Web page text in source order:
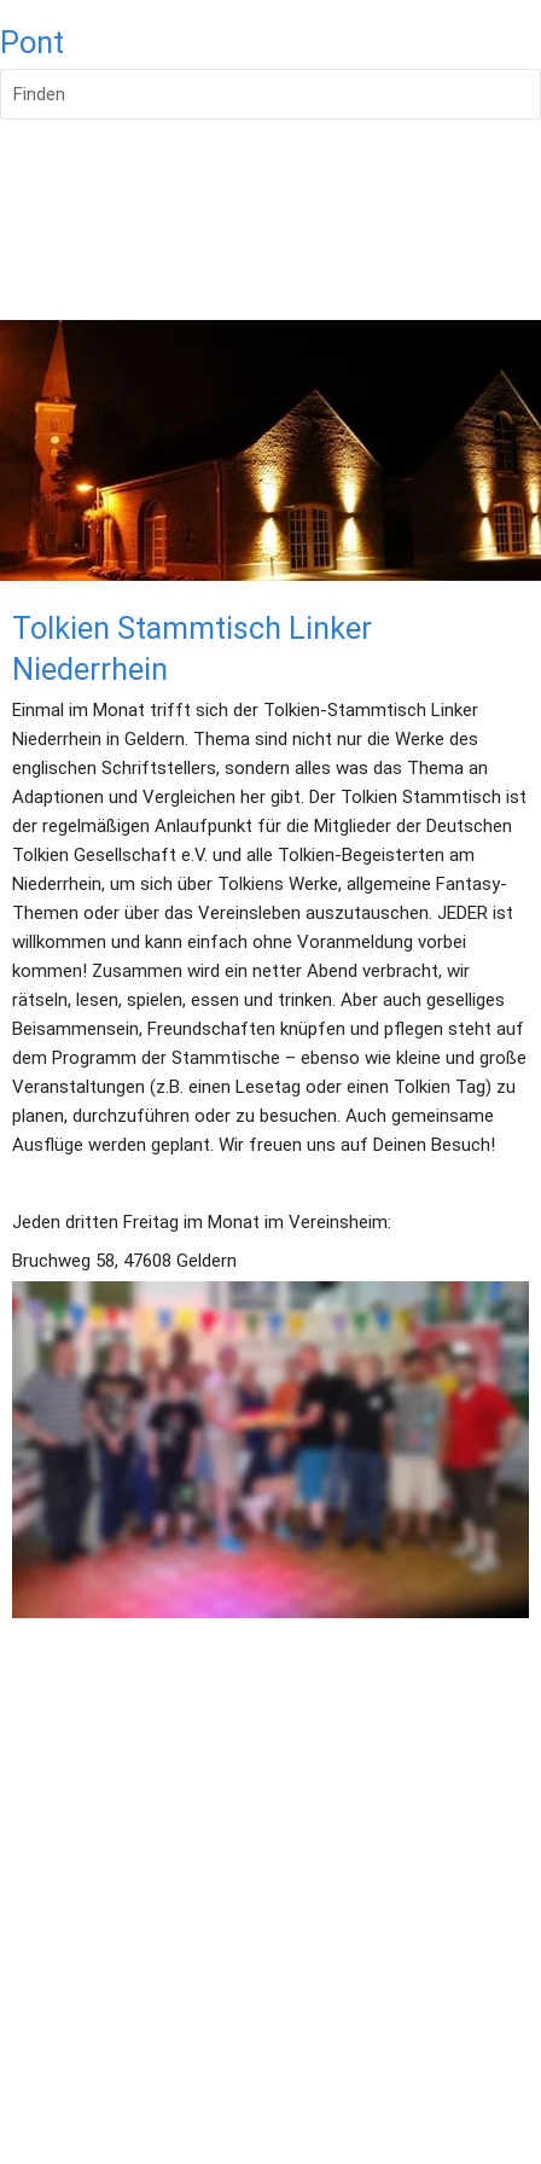
Pont
Finden
Tolkien Stammtisch Linker
Niederrhein
Einmal im Monat trifft sich der Tolkien-Stammtisch Linker
Niederrhein in Geldern. Thema sind nicht nur die Werke des
englischen Schriftstellers, sondern alles was das Thema an
Adaptionen und Vergleichen her gibt. Der Tolkien Stammtisch ist
der regelmäßigen Anlaufpunkt für die Mitglieder der Deutschen
Tolkien Gesellschaft e.V. und alle Tolkien-Begeisterten am
Niederrhein, um sich über Tolkiens Werke, allgemeine Fantasy-
Themen oder über das Vereinsleben auszutauschen. JEDER ist
willkommen und kann einfach ohne Voranmeldung vorbei
kommen! Zusammen wird ein netter Abend verbracht, wir
rätseln, lesen, spielen, essen und trinken. Aber auch geselliges
Beisammensein, Freundschaften knüpfen und pflegen steht auf
dem Programm der Stammtische – ebenso wie kleine und große
Veranstaltungen (z.B. einen Lesetag oder einen Tolkien Tag) zu
planen, durchzuführen oder zu besuchen. Auch gemeinsame
Ausflüge werden geplant. Wir freuen uns auf Deinen Besuch!
Jeden dritten Freitag im Monat im Vereinsheim:
Bruchweg 58, 47608 Geldern